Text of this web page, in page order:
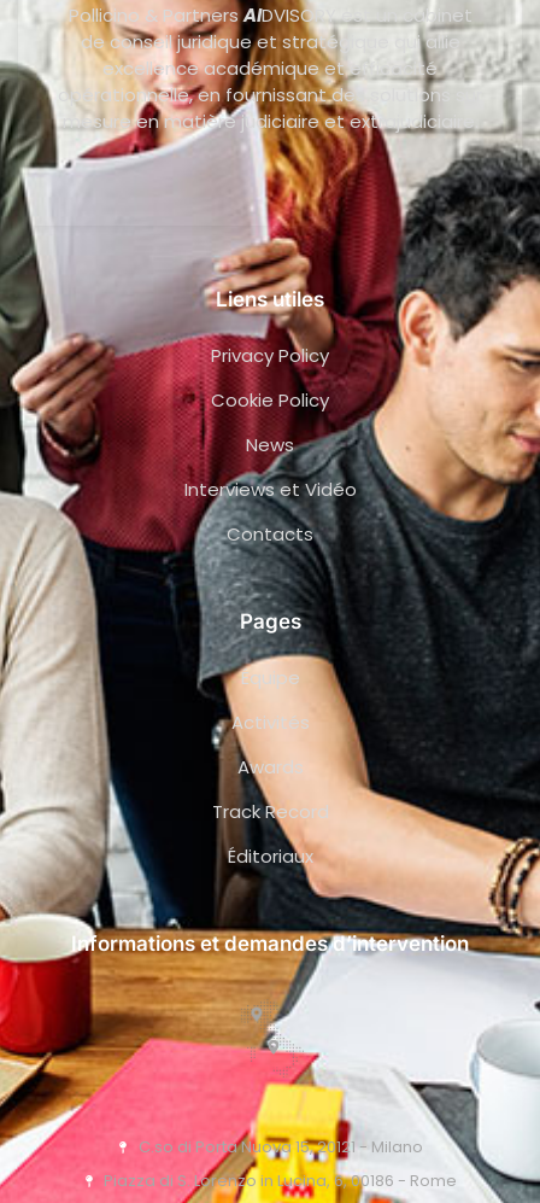
Pollicino & PartnersAIDVISORY est un cabinet
de conseil juridique et stratégique qui allie
excellence académique et efficacité
opérationnelle, en fournissant des solutions sur
mesure en matière judiciaire et extrajudiciaire.
Liens utiles
Privacy Policy
Cookie Policy
News
Interviews et Vidéo
Contacts
Pages
Équipe
Activités
Awards
Track Record
Éditoriaux
Informations et demandes d’intervention
C.so di Porta Nuova 15, 20121 - Milano
Piazza di S. Lorenzo in Lucina, 6, 00186 - Rome